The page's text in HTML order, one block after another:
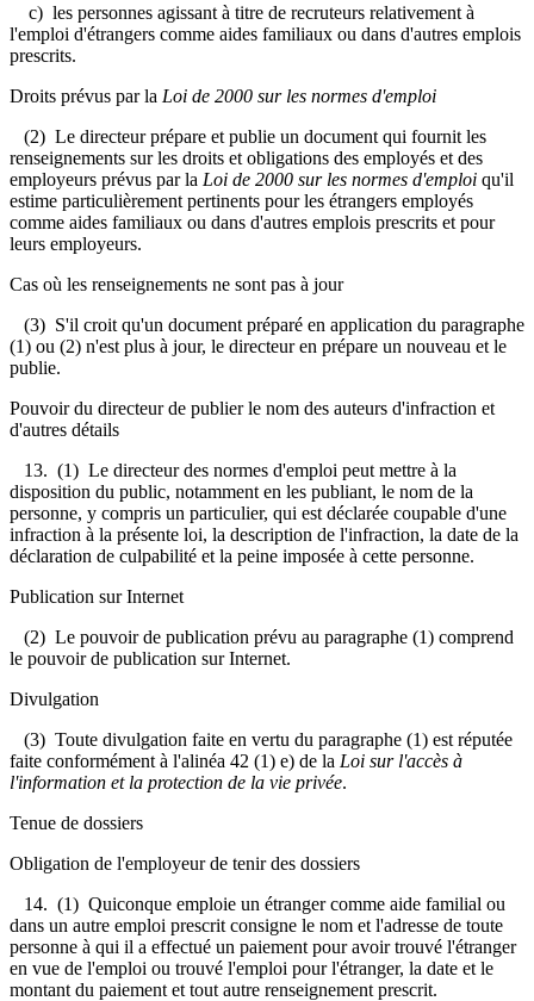
c) les personnes agissant à titre de recruteurs relativement à
l'emploi d'étrangers comme aides familiaux ou dans d'autres emplois
prescrits.
Droits prévus par la Loi de 2000 sur les normes d'emploi
(2) Le directeur prépare et publie un document qui fournit les
renseignements sur les droits et obligations des employés et des
employeurs prévus par la Loi de 2000 sur les normes d'emploi qu'il
estime particulièrement pertinents pour les étrangers employés
comme aides familiaux ou dans d'autres emplois prescrits et pour
leurs employeurs.
Cas où les renseignements ne sont pas à jour
(3) S'il croit qu'un document préparé en application du paragraphe
(1) ou (2) n'est plus à jour, le directeur en prépare un nouveau et le
publie.
Pouvoir du directeur de publier le nom des auteurs d'infraction et
d'autres détails
13. (1) Le directeur des normes d'emploi peut mettre à la
disposition du public, notamment en les publiant, le nom de la
personne, y compris un particulier, qui est déclarée coupable d'une
infraction à la présente loi, la description de l'infraction, la date de la
déclaration de culpabilité et la peine imposée à cette personne.
Publication sur Internet
(2) Le pouvoir de publication prévu au paragraphe (1) comprend
le pouvoir de publication sur Internet.
Divulgation
(3) Toute divulgation faite en vertu du paragraphe (1) est réputée
faite conformément à l'alinéa 42 (1) e) de la Loi sur l'accès à
l'information et la protection de la vie privée.
Tenue de dossiers
Obligation de l'employeur de tenir des dossiers
14. (1) Quiconque emploie un étranger comme aide familial ou
dans un autre emploi prescrit consigne le nom et l'adresse de toute
personne à qui il a effectué un paiement pour avoir trouvé l'étranger
en vue de l'emploi ou trouvé l'emploi pour l'étranger, la date et le
montant du paiement et tout autre renseignement prescrit.